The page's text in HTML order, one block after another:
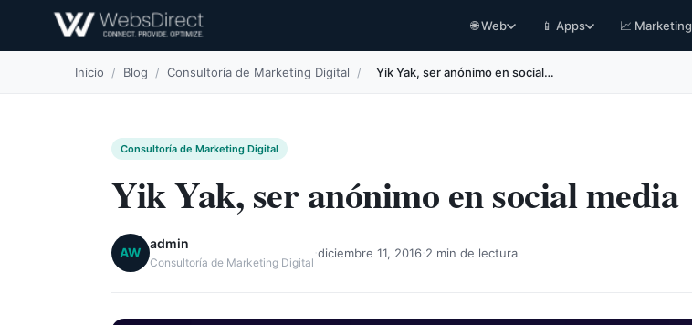
🌐 Web 📱 Apps 📈 Marketing
Inicio / Blog / Consultoría de Marketing Digital / Yik Yak, ser anónimo en social…
Consultoría de Marketing Digital
Yik Yak, ser anónimo en social media
AW
admin
Consultoría de Marketing Digital
diciembre 11, 2016 2 min de lectura